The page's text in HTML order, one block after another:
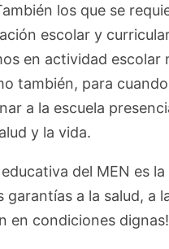
los que se
escolar y
en actividad escolar
también, para cuando
a la escuela
y la vida.
del MEN es la
garantías a la salud, a
en condiciones dignas!